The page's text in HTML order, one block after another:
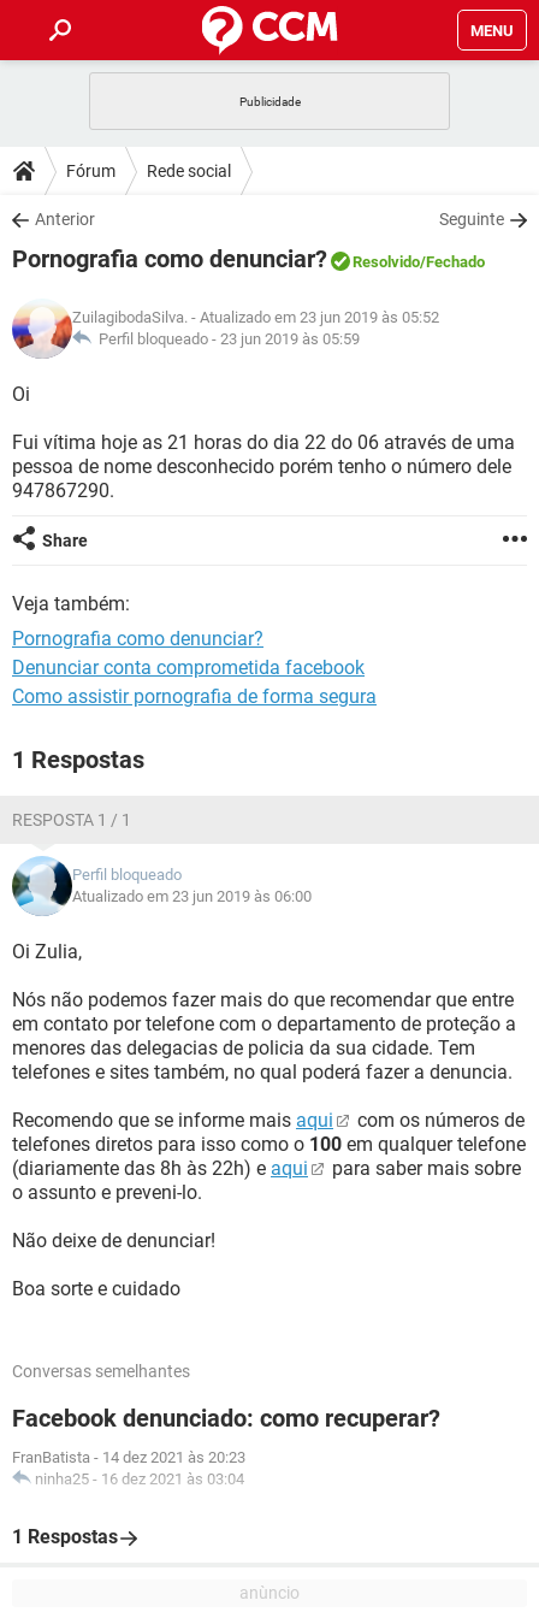
MENU
CELULAR
OUTLOOK
INSTAGRAM GMAIL
DICAS
JOGOS
INSTAGRAM GMAIL
GUIA DE COMPRAS
DOWNLOADS
JOGOS WHATSAPP
OUTLOOK EXCEL
INSTAGRAM
JOGOS WHATSAPP
CELULAR
OUTLOOK
INSTAGRAM GMAIL
GUIA DE COMPRAS
GLOSSÁRIO
JOGOS
OUTLOOK EXCEL
GUIA DE COMPRAS
Fórum Rede social
Anterior Seguinte
Pornografia como denunciar? Resolvido/Fechado
ZuilagibodaSilva. - Atualizado em 23 jun 2019 às 05:52
Perfil bloqueado - 23 jun 2019 às 05:59
Oi
Fui vítima hoje as 21 horas do dia 22 do 06 através de uma
pessoa de nome desconhecido porém tenho o número dele
947867290.
Share
Veja também:
Pornografia como denunciar?
Denunciar conta comprometida facebook
Como assistir pornografia de forma segura
1 Respostas
RESPOSTA 1 / 1
Perfil bloqueado
Atualizado em 23 jun 2019 às 06:00
Oi Zulia,
Nós não podemos fazer mais do que recomendar que entre
em contato por telefone com o departamento de proteção a
menores das delegacias de policia da sua cidade. Tem
telefones e sites também, no qual poderá fazer a denuncia.
Recomendo que se informe mais aqui
com os números de
telefones diretos para isso como o 100 em qualquer telefone
(diariamente das 8h às 22h) e aqui
para saber mais sobre
o assunto e preveni-lo.
Não deixe de denunciar!
Boa sorte e cuidado
Conversas semelhantes
Facebook denunciado: como recuperar?
FranBatista - 14 dez 2021 às 20:23
ninha25 - 16 dez 2021 às 03:04
1 Respostas